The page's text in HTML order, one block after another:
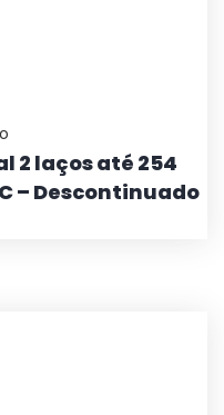
2 laços até 254
– Descontinuado